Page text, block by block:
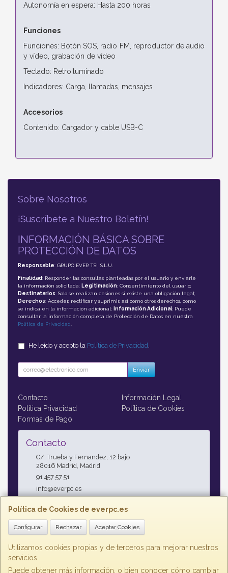
Autonomía en espera: Hasta 200 horas
Funciones
Funciones: Botón SOS, radio FM, reproductor de audio
y vídeo, grabación de vídeo
Teclado: Retroiluminado
Indicadores: Carga, llamadas, mensajes
Accesorios
Contenido: Cargador y cable USB-C
Política de Cookies de everpc.es
Configurar Rechazar Aceptar Cookies
Utilizamos cookies propias y de terceros para mejorar nuestros
servicios.
Puede obtener más información, o bien conocer cómo cambiar
Sobre Nosotros
¡Suscríbete a Nuestro Boletín!
INFORMACIÓN BÁSICA SOBRE
PROTECCIÓN DE DATOS
Responsable: GRUPO EVER TSI, S.L.U.
Finalidad: Responder las consultas planteadas por el usuario y enviarle
la información solicitada; Legitimación: Consentimiento del usuario;
Destinatarios: Solo se realizan cesiones si existe una obligación legal;
Derechos: Acceder, rectificar y suprimir, así como otros derechos, como
se indica en la información adicional;
Información Adicional: Puede
consultar la información completa de Protección de Datos en nuestra
Política de Privacidad
He leído y acepto la Política de Privacidad
Enviar
Contacto
Información Legal
Política Privacidad
Política de Cookies
Formas de Pago
Contacto
C/. Trueba y Fernandez, 12 bajo
28016 Madrid Madrid
91 457 57 51
info@everpc.es
Horario
Horario continuo : Lunes a Jueves 09:00h - 19:00h, Viernes
09:00h - 14:00h